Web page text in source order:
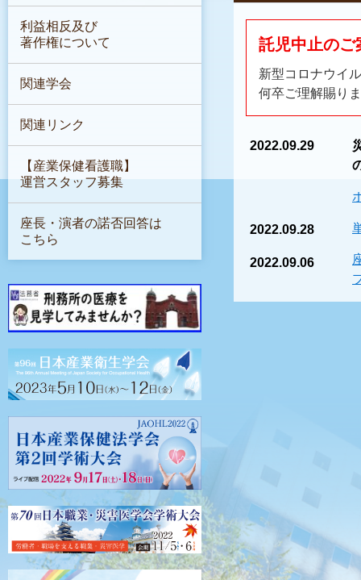
利益相反及び
著作権について
関連学会
関連リンク
【産業保健看護職】
運営スタッフ募集
座長・演者の諾否回答は
こちら
託児中止のご
新型コロナウイ
何卒ご理解賜り
2022.09.29
2022.09.28
2022.09.06
2022.08.05
2022.07.27